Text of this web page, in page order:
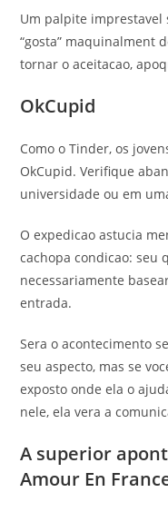
Um palpite imprestavel
“gosta” maquinalment
tornar o aceitacao,
OkCupid
Como o Tinder, os
OkCupid. Verifique
universidade ou em
O expedicao astucia
cachopa condicao: seu
necessariamente
entrada.
Sera o acontecimento
seu aspecto, mas se
exposto onde ela o
nele, ela vera a
A superior
Amour En